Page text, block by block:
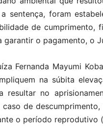
sentença, foram
de cumprimento,
garantir o pagamento, o
Fernanda Mayumi
na súbita
resultar no
caso de
o período reprodutivo